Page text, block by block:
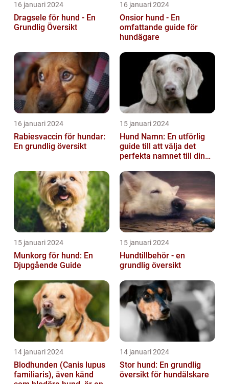
16 januari 2024
Dragsele för hund - En
Grundlig Översikt
16 januari 2024
Onsior hund - En
omfattande guide för
hundägare
16 januari 2024
Rabiesvaccin för hundar:
En grundlig översikt
15 januari 2024
Hund Namn: En utförlig
guide till att välja det
perfekta namnet till din
15 januari 2024
Munkorg för hund: En
Djupgående Guide
15 januari 2024
Hundtillbehör - en
grundlig översikt
14 januari 2024
Blodhunden (Canis lupus
familiaris), även känd
14 januari 2024
Stor hund: En grundlig
översikt för hundälskare